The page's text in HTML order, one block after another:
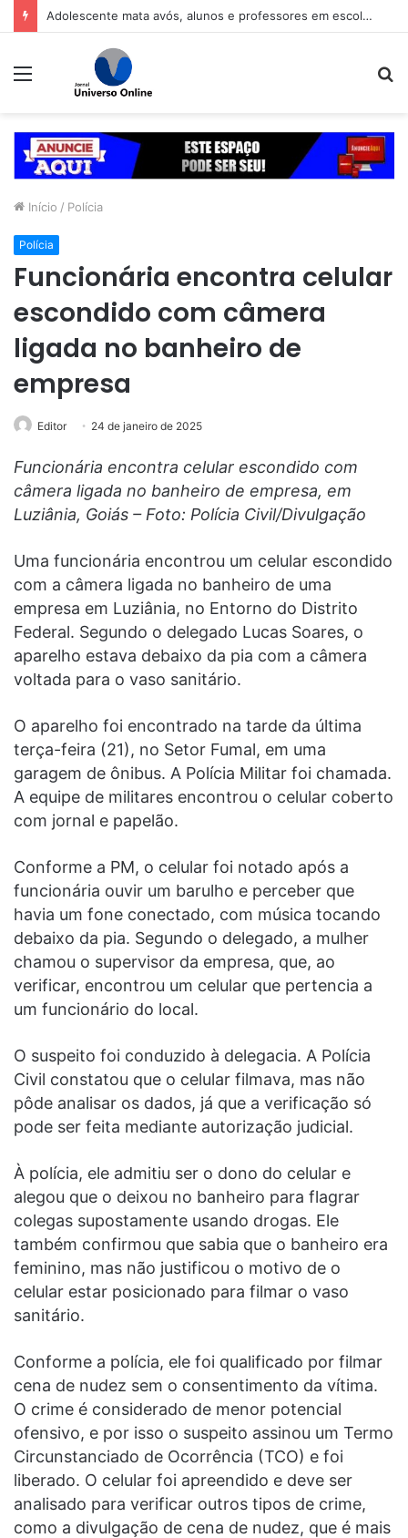
Adolescente mata avós, alunos e professores em escola na Tailândia
Menu
Início / Polícia
Polícia
Funcionária encontra celular
escondido com câmera
ligada no banheiro de
empresa
Editor 24 de janeiro de 2025
Funcionária encontra celular escondido com
câmera ligada no banheiro de empresa, em
Luziânia, Goiás – Foto: Polícia Civil/Divulgação
Uma funcionária encontrou um celular escondido
com a câmera ligada no banheiro de uma
empresa em Luziânia, no Entorno do Distrito
Federal. Segundo o delegado Lucas Soares, o
aparelho estava debaixo da pia com a câmera
voltada para o vaso sanitário.
O aparelho foi encontrado na tarde da última
terça-feira (21), no Setor Fumal, em uma
garagem de ônibus. A Polícia Militar foi chamada.
A equipe de militares encontrou o celular coberto
com jornal e papelão.
Conforme a PM, o celular foi notado após a
funcionária ouvir um barulho e perceber que
havia um fone conectado, com música tocando
debaixo da pia. Segundo o delegado, a mulher
chamou o supervisor da empresa, que, ao
verificar, encontrou um celular que pertencia a
um funcionário do local.
O suspeito foi conduzido à delegacia. A Polícia
Civil constatou que o celular filmava, mas não
pôde analisar os dados, já que a verificação só
pode ser feita mediante autorização judicial.
À polícia, ele admitiu ser o dono do celular e
alegou que o deixou no banheiro para flagrar
colegas supostamente usando drogas. Ele
também confirmou que sabia que o banheiro era
feminino, mas não justificou o motivo de o
celular estar posicionado para filmar o vaso
sanitário.
Conforme a polícia, ele foi qualificado por filmar
cena de nudez sem o consentimento da vítima.
O crime é considerado de menor potencial
ofensivo, e por isso o suspeito assinou um Termo
Circunstanciado de Ocorrência (TCO) e foi
liberado. O celular foi apreendido e deve ser
analisado para verificar outros tipos de crime,
como a divulgação de cena de nudez, que é mais